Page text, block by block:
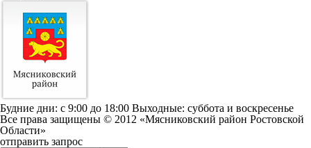
Будние дни: c 9:00 до 18:00 Выходные: суббота и воскресенье
Все права защищены © 2012 «Мясниковский район Ростовской
Области»
отправить запрос